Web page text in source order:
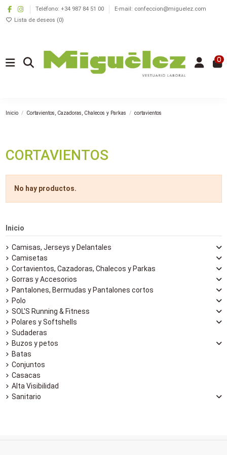
Teléfono: +34 987 84 51 00
E-mail: confeccion@miguelez.com
Lista de deseos (0)
0
Inicio Cortavientos, Cazadoras, Chalecos y Parkas cortavientos
CORTAVIENTOS
No hay productos.
Inicio
Camisas, Jerseys y Delantales
Camisetas
Cortavientos, Cazadoras, Chalecos y Parkas
Gorras y Accesorios
Pantalones, Bermudas y Pantalones cortos
Polo
SOL'S Running & Fitness
Polares y Softshells
Sudaderas
Buzos y petos
Batas
Conjuntos
Casacas
Alta Visibilidad
Sanitario